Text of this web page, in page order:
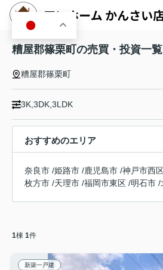
糟屋郡篠栗町の売買・投資一覧
糟屋郡篠栗町
3K,3DK,3LDK
おすすめのエリア
奈良市 /姫路市 /鹿児島市 /神戸市西
枚方市 /天理市 /福岡市東区 /明石市 /
1棟 1件
新築一戸建